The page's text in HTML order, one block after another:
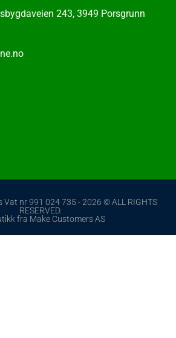
243, 3949 Porsgrunn
Vat nr 991 024 735 - 2026 © ALL RIGHTS
RESERVED.
fra Make Customers AS